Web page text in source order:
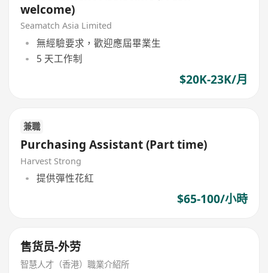
welcome)
Seamatch Asia Limited
無經驗要求，歡迎應屆畢業生
5 天工作制
$20K-23K/月
兼職
Purchasing Assistant (Part time)
Harvest Strong
提供彈性花紅
$65-100/小時
售货员-外劳
智慧人才（香港）職業介紹所